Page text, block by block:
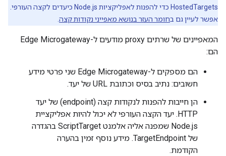
HostedTargets כדי להפנות לאפליקציות Node.js כיעדים לקצה העורפי.
אפשר לעיין גם בחומר העזר בנושא מאפייני נקודות קצה
המאפיינים של שרתים proxy מודעים ל-Edge Microgateway
הם:
הם מספקים ל-Edge Microgateway שני פרטי מידע
חשובים: נתיב בסיס וכתובת URL של יעד.
הן חייבות להפנות לנקודות קצה (endpoint) של יעד
HTTP. יעד הקצה העורפי לא יכול להיות אפליקציית
Node.js שמפנה אליה אלמנט ScriptTarget בהגדרה
של TargetEndpoint. מידע נוסף זמין בהערה
הקודמת.